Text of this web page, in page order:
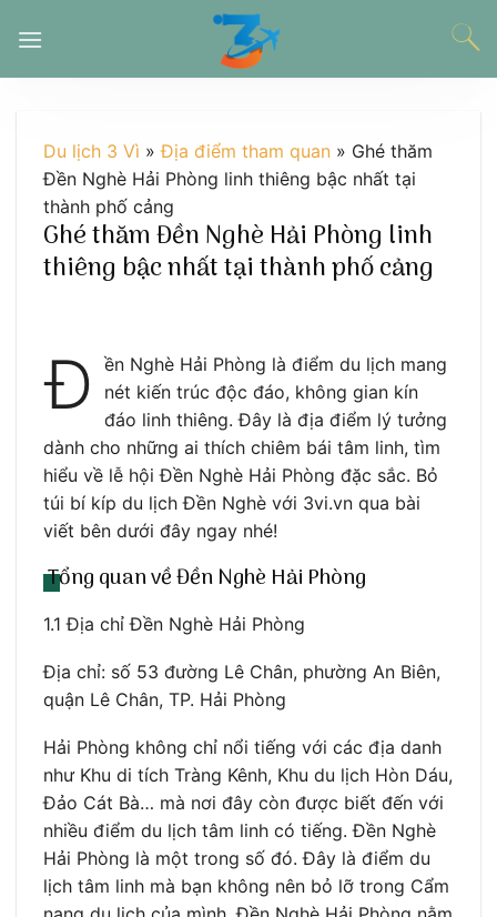
đến
Du lịch 3 Vì »Địa điểm tham quan » Ghé thăm
Đền Nghè Hải Phòng linh thiêng bậc nhất tại
thành phố cảng
Ghé thăm Đền Nghè Hải Phòng linh
thiêng bậc nhất tại thành phố cảng
Đ
ền Nghè Hải Phòng là điểm du lịch mang
nét kiến trúc độc đáo, không gian kín
đáo linh thiêng. Đây là địa điểm lý tưởng
dành cho những ai thích chiêm bái tâm linh, tìm
hiểu về lễ hội Đền Nghè Hải Phòng đặc sắc. Bỏ
túi bí kíp du lịch Đền Nghè với 3vi.vn qua bài
viết bên dưới đây ngay nhé!
Tổng quan về Đền Nghè Hải Phòng
1.1 Địa chỉ Đền Nghè Hải Phòng
Địa chỉ: số 53 đường Lê Chân, phường An Biên,
quận Lê Chân, TP. Hải Phòng
Hải Phòng không chỉ nổi tiếng với các địa danh
như Khu di tích Tràng Kênh, Khu du lịch Hòn Dáu,
Đảo Cát Bà… mà nơi đây còn được biết đến với
nhiều điểm du lịch tâm linh có tiếng. Đền Nghè
Hải Phòng là một trong số đó. Đây là điểm du
lịch tâm linh mà bạn không nên bỏ lỡ trong Cẩm